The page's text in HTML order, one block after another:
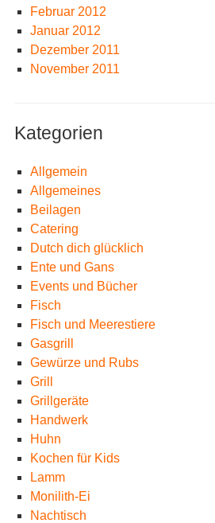
Februar 2012
Januar 2012
Dezember 2011
November 2011
Kategorien
Allgemein
Allgemeines
Beilagen
Catering
Dutch dich glücklich
Ente und Gans
Events und Bücher
Fisch
Fisch und Meerestiere
Gasgrill
Gewürze und Rubs
Grill
Grillgeräte
Handwerk
Huhn
Kochen für Kids
Lamm
Monilith-Ei
Nachtisch